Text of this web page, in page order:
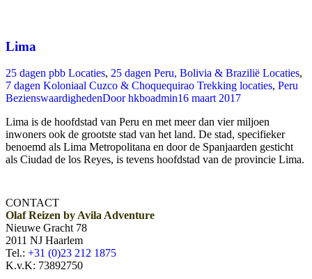
Lima
25 dagen pbb Locaties, 25 dagen Peru, Bolivia & Brazilië Locaties,
7 dagen Koloniaal Cuzco & Choquequirao Trekking locaties, Peru
BezienswaardighedenDoorhkboadmin16 maart 2017
Lima is de hoofdstad van Peru en met meer dan vier miljoen
inwoners ook de grootste stad van het land. De stad, specifieker
benoemd als Lima Metropolitana en door de Spanjaarden gesticht
als Ciudad de los Reyes, is tevens hoofdstad van de provincie Lima.
CONTACT
Olaf Reizen by Avila Adventure
Nieuwe Gracht 78
2011 NJ Haarlem
Tel.: +31 (0)23 212 1875
K.v.K: 73892750